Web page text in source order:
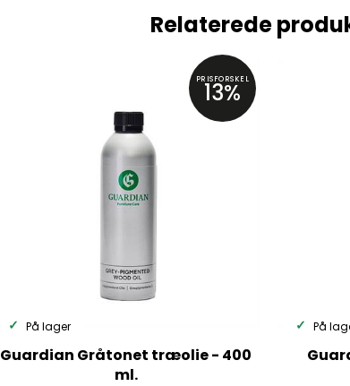
Relaterede
PRISFORSKEL
13%
På lager
Guardian Gråtonet træolie - 400
ml.
På